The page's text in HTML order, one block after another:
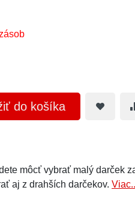
do košíka
môcť vybrať malý darček
aj z drahších darčekov.